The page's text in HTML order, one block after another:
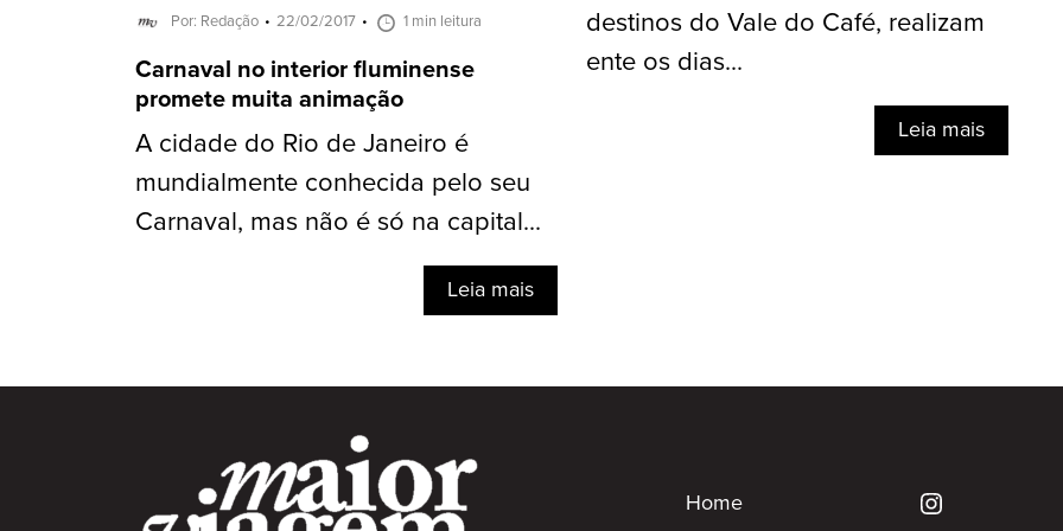
Por: Redação 22/02/2017 1 min leitura
Carnaval no interior fluminense
promete muita animação
A cidade do Rio de Janeiro é
mundialmente conhecida pelo seu
Carnaval, mas não é só na capital...
Leia mais
destinos do Vale do Café, realizam
ente os dias...
Leia mais
Home